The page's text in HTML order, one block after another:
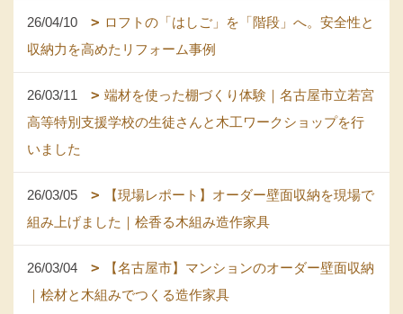
26/04/10
ロフトの「はしご」を「階段」へ。安全性と
収納力を高めたリフォーム事例
26/03/11
端材を使った棚づくり体験｜名古屋市立若宮
高等特別支援学校の生徒さんと木工ワークショップを行
いました
26/03/05
【現場レポート】オーダー壁面収納を現場で
組み上げました｜桧香る木組み造作家具
26/03/04
【名古屋市】マンションのオーダー壁面収納
｜桧材と木組みでつくる造作家具